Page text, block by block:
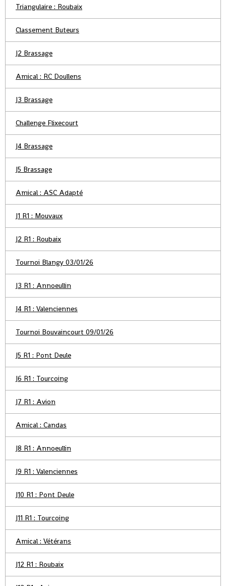
Triangulaire : Roubaix
Classement Buteurs
J2 Brassage
Amical : RC Doullens
J3 Brassage
Challenge Flixecourt
J4 Brassage
J5 Brassage
Amical : ASC Adapté
J1 R1 : Mouvaux
J2 R1 : Roubaix
Tournoi Blangy 03/01/26
J3 R1 : Annoeullin
J4 R1 : Valenciennes
Tournoi Bouvaincourt 09/01/26
J5 R1 : Pont Deule
J6 R1 : Tourcoing
J7 R1 : Avion
Amical : Candas
J8 R1 : Annoeullin
J9 R1 : Valenciennes
J10 R1 : Pont Deule
J11 R1 : Tourcoing
Amical : Vétérans
J12 R1 : Roubaix